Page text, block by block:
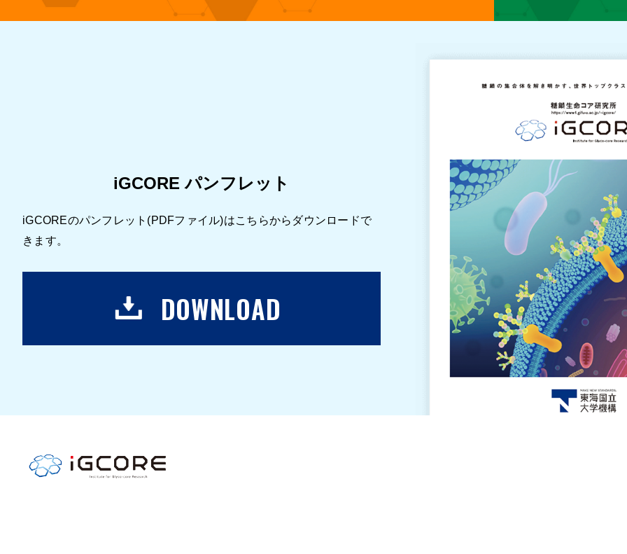
iGCORE パンフレット
iGCOREのパンフレット(PDFファイル)はこちらからダウンロードで
きます。
DOWNLOAD